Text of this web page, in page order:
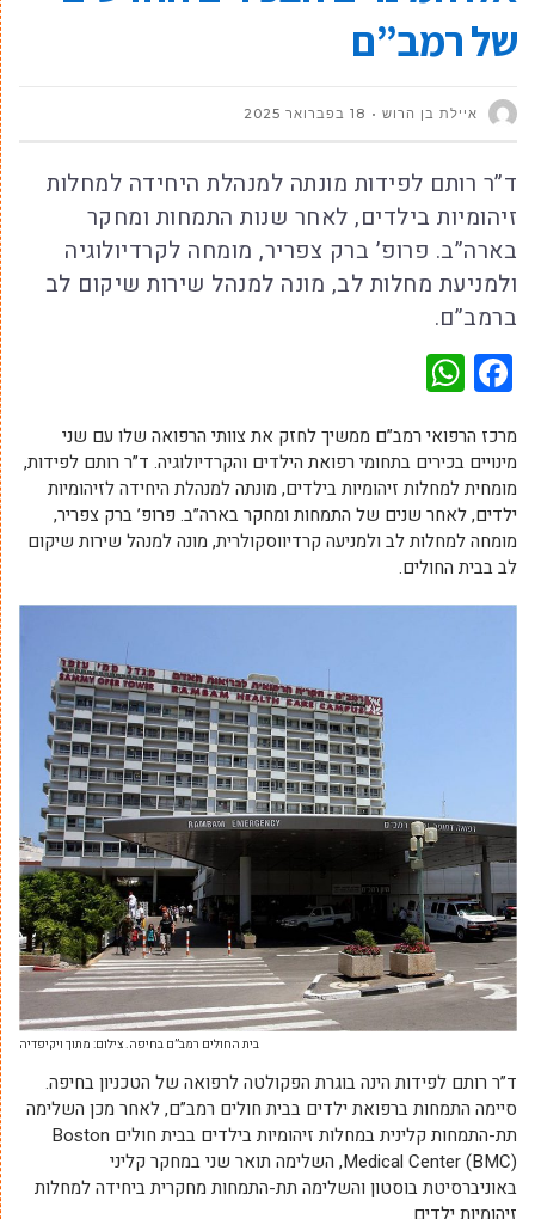
של רמב”ם
איילת בן הרוש 18 בפברואר 2025
ד”ר רותם לפידות מונתה למנהלת היחידה למחלות
זיהומיות בילדים, לאחר שנות התמחות ומחקר
בארה”ב. פרופ’ ברק צפריר, מומחה לקרדיולוגיה
ולמניעת מחלות לב, מונה למנהל שירות שיקום לב
ברמב”ם.
Facebook
מרכז הרפואי רמב”ם ממשיך לחזק את צוותי הרפואה שלו עם שני
מינויים בכירים בתחומי רפואת הילדים והקרדיולוגיה. ד”ר רותם לפידות,
מומחית למחלות זיהומיות בילדים, מונתה למנהלת היחידה לזיהומיות
ילדים, לאחר שנים של התמחות ומחקר בארה”ב. פרופ’ ברק צפריר,
מומחה למחלות לב ולמניעה קרדיווסקולרית, מונה למנהל שירות שיקום
לב בבית החולים.
בית החולים רמב”ם בחיפה. צילום: מתוך ויקיפדיה
ד”ר רותם לפידות הינה בוגרת הפקולטה לרפואה של הטכניון בחיפה.
סיימה התמחות ברפואת ילדים בבית חולים רמב”ם, לאחר מכן השלימה
תת-התמחות קלינית במחלות זיהומיות בילדים בבית חולים Boston
Medical Center (BMC), השלימה תואר שני במחקר קליני
באוניברסיטת בוסטון והשלימה תת-התמחות מחקרית ביחידה למחלות